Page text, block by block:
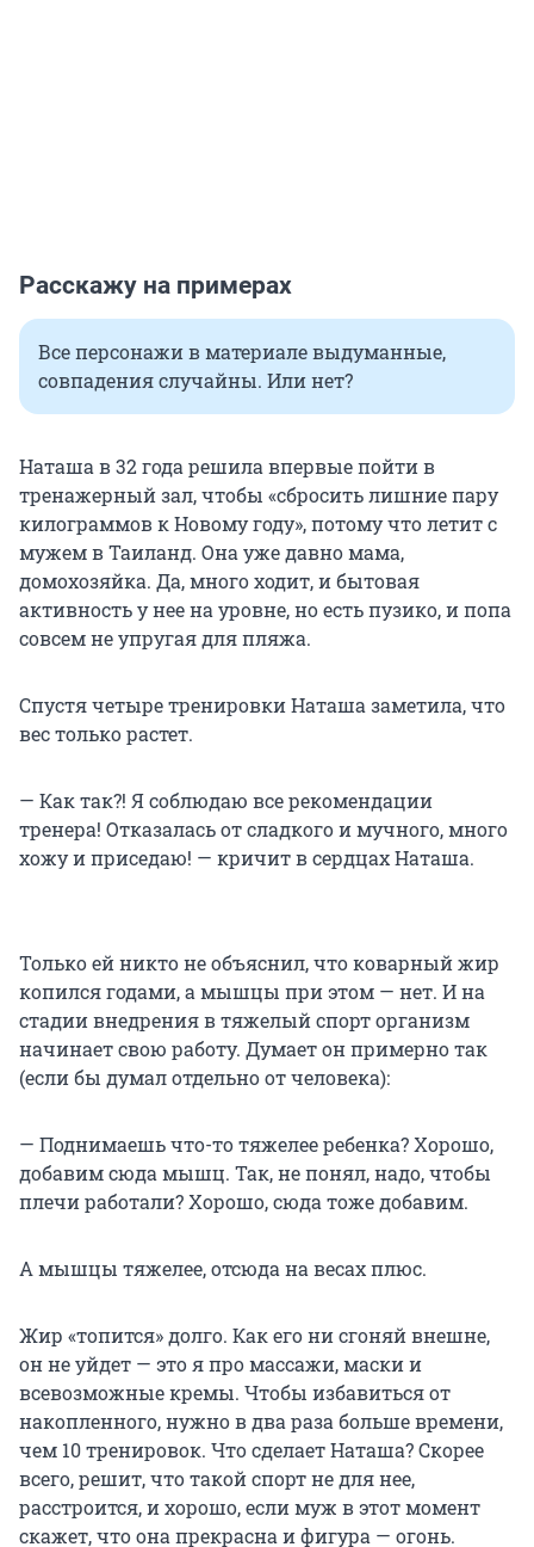
Расскажу на примерах
Все персонажи в материале выдуманные,
совпадения случайны. Или нет?
Наташа в 32 года решила впервые пойти в
тренажерный зал, чтобы «сбросить лишние пару
килограммов к Новому году», потому что летит с
мужем в Таиланд. Она уже давно мама,
домохозяйка. Да, много ходит, и бытовая
активность у нее на уровне, но есть пузико, и попа
совсем не упругая для пляжа.
Спустя четыре тренировки Наташа заметила, что
вес только растет.
— Как так?! Я соблюдаю все рекомендации
тренера! Отказалась от сладкого и мучного, много
хожу и приседаю! — кричит в сердцах Наташа.
Только ей никто не объяснил, что коварный жир
копился годами, а мышцы при этом — нет. И на
стадии внедрения в тяжелый спорт организм
начинает свою работу. Думает он примерно так
(если бы думал отдельно от человека):
— Поднимаешь что-то тяжелее ребенка? Хорошо,
добавим сюда мышц. Так, не понял, надо, чтобы
плечи работали? Хорошо, сюда тоже добавим.
А мышцы тяжелее, отсюда на весах плюс.
Жир «топится» долго. Как его ни сгоняй внешне,
он не уйдет — это я про массажи, маски и
всевозможные кремы. Чтобы избавиться от
накопленного, нужно в два раза больше времени,
чем 10 тренировок. Что сделает Наташа? Скорее
всего, решит, что такой спорт не для нее,
расстроится, и хорошо, если муж в этот момент
скажет, что она прекрасна и фигура — огонь.